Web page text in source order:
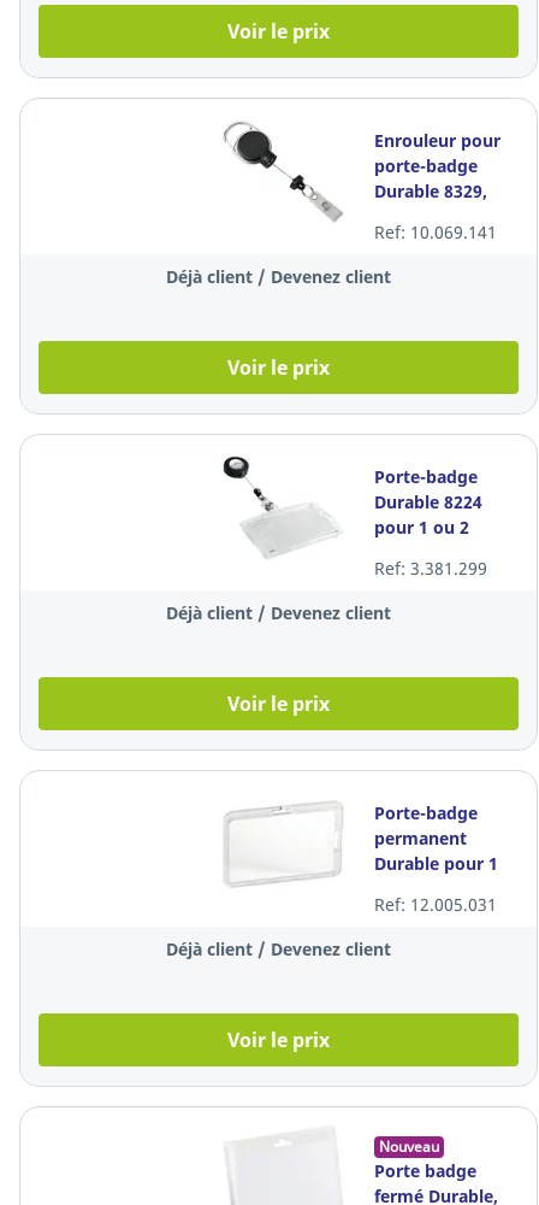
Voir le prix
Enrouleur pour
porte-badge
Durable 8329,
noir, la pièce
Ref: 10.069.141
Déjà client / Devenez client
Voir le prix
Porte-badge
Durable 8224
pour 1 ou 2
transparent, les
10 pièces
Ref: 3.381.299
Déjà client / Devenez client
Voir le prix
Porte-badge
permanent
Durable pour 1
mm, les 10
pièces
Ref: 12.005.031
Déjà client / Devenez client
Voir le prix
Nouveau
Porte badge
fermé Durable,